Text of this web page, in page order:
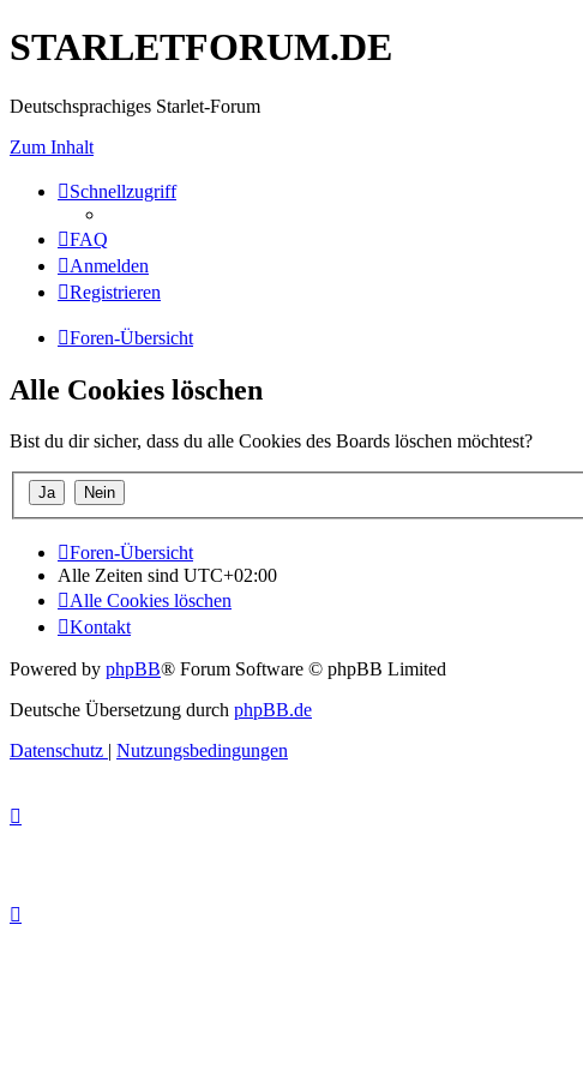
STARLETFORUM.DE
Deutschsprachiges Starlet-Forum
Zum Inhalt
Schnellzugriff
FAQ
Anmelden
Registrieren
Foren-Übersicht
Alle Cookies löschen
Bist du dir sicher, dass du alle Cookies des Boards löschen möchtest?
Foren-Übersicht
Alle Zeiten sind UTC+02:00
Alle Cookies löschen
Kontakt
Powered by phpBB® Forum Software © phpBB Limited
Deutsche Übersetzung durch phpBB.de
Datenschutz | Nutzungsbedingungen